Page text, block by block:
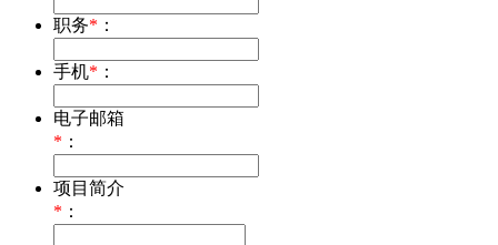
职务* ：
手机* ：
电子邮箱
* ：
项目简介
* ：